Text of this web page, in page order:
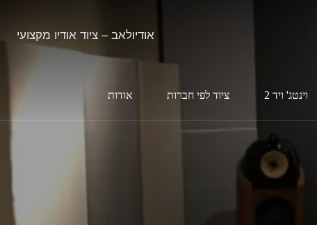
אודיולאב – ציוד אודיו מקצועי
וינטג' ויד 2 ציוד לפי חברות אודות